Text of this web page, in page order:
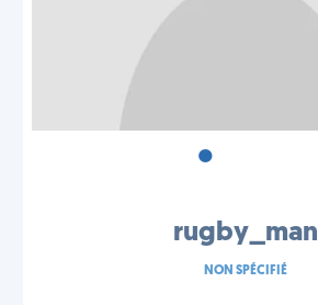
•
rugby_man
NON SPÉCIFIÉ